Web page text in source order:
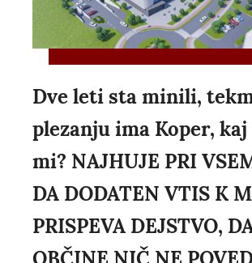
Dve leti sta minili,
plezanju ima Koper,
mi? NAJHUJE PRI
DA DODATEN VTIS K
PRISPEVA DEJSTVO,